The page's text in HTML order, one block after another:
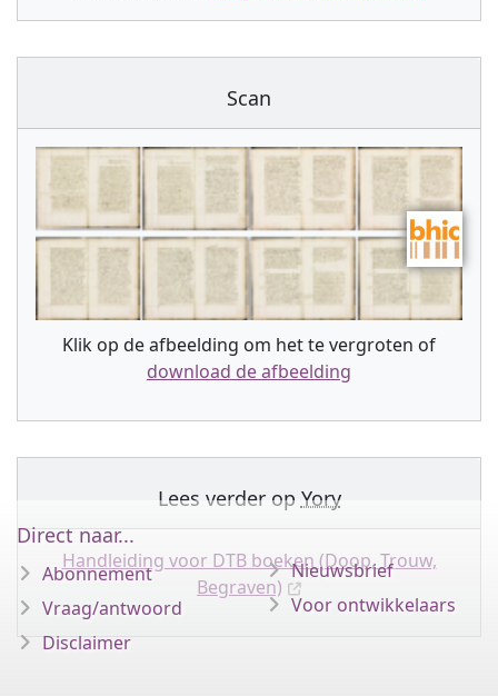
Scan
Klik op de afbeelding om het te vergroten of
download de afbeelding
Lees verder op Yory
Handleiding voor DTB boeken (Doop, Trouw,
Begraven)
Direct naar...
Abonnement
Vraag/antwoord
Disclaimer
Nieuwsbrief
Voor ontwikkelaars